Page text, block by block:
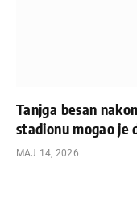
Tanjga besan
stadionu mogao je
МАЈ 14, 2026